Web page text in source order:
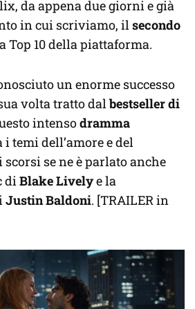
da appena due giorni e già
in cui scriviamo, il secondo
Top 10 della piattaforma.
un enorme successo
volta tratto dalbestseller di
intensodramma
i temi dell’amore e del
scorsi se ne è parlato anche
di Blake Livelye la
Justin Baldoni. [TRAILER in